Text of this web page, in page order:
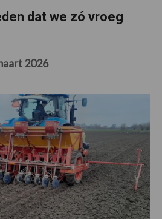
dat we zó vroeg
2026